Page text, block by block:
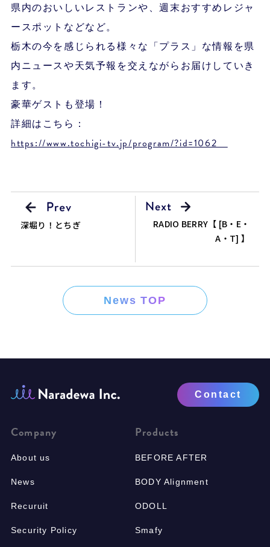
県内のおいしいレストランや、週末おすすめレジャ
ースポットなどなど。
栃木の今を感じられる様々な「プラス」な情報を県
内ニュースや天気予報を交えながらお届けしていき
ます。
豪華ゲストも登場！
詳細はこちら：
https://www.tochigi-tv.jp/program/?id=1062
深堀り！とちぎ
RADIO BERRY【 [B・E・
A・T] 】
News TOP
Contact
Company
About us
News
Recuruit
Security Policy
Products
BEFORE AFTER
BODY Alignment
ODOLL
Smafy